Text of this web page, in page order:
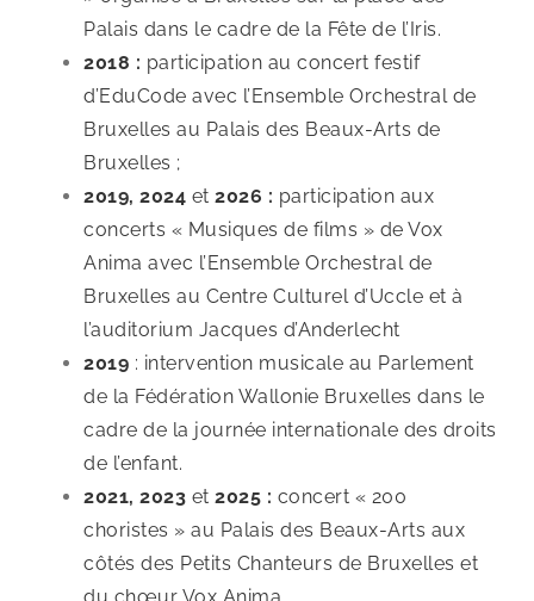
Palais dans le cadre de la Fête de l’Iris.
2018 : participation au concert festif
d’EduCode avec l’Ensemble Orchestral de
Bruxelles au Palais des Beaux-Arts de
Bruxelles ;
2019, 2024 et 2026 : participation aux
concerts « Musiques de films » de Vox
Anima avec l’Ensemble Orchestral de
Bruxelles au Centre Culturel d’Uccle et à
l’auditorium Jacques d’Anderlecht
2019 : intervention musicale au Parlement
de la Fédération Wallonie Bruxelles dans le
cadre de la journée internationale des droits
de l’enfant.
2021, 2023 et 2025 : concert « 200
choristes » au Palais des Beaux-Arts aux
côtés des Petits Chanteurs de Bruxelles et
du chœur Vox Anima.